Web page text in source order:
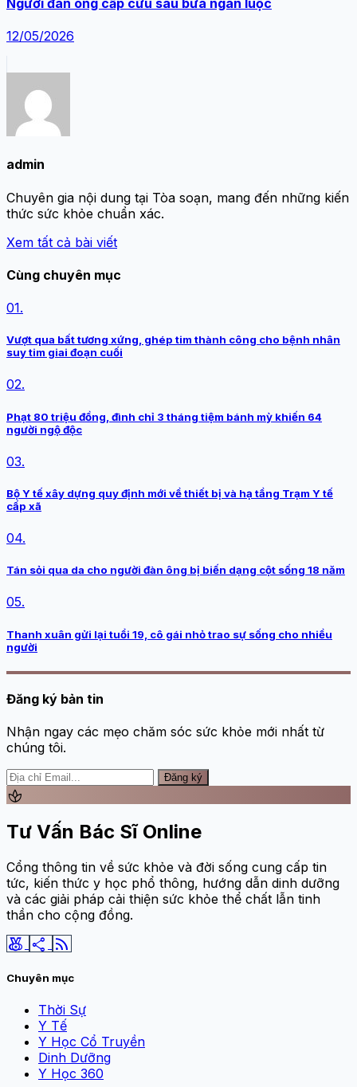
12/05/2026
admin
Chuyên gia nội dung tại Tòa soạn, mang đến những kiến
thức sức khỏe chuẩn xác.
Xem tất cả bài viết
Cùng chuyên mục
01.
Vượt qua bất tương xứng, ghép tim thành công cho bệnh nhân
suy tim giai đoạn cuối
02.
Phạt 80 triệu đồng, đình chỉ 3 tháng tiệm bánh mỳ khiến 64
người ngộ độc
03.
Bộ Y tế xây dựng quy định mới về thiết bị và hạ tầng Trạm Y tế
cấp xã
04.
Tán sỏi qua da cho người đàn ông bị biến dạng cột sống 18 năm
05.
Thanh xuân gửi lại tuổi 19, cô gái nhỏ trao sự sống cho nhiều
người
Đăng ký bản tin
Nhận ngay các mẹo chăm sóc sức khỏe mới nhất từ
chúng tôi.
Đăng ký
spa
Tư Vấn Bác Sĩ Online
Cổng thông tin về sức khỏe và đời sống cung cấp tin
tức, kiến thức y học phổ thông, hướng dẫn dinh dưỡng
và các giải pháp cải thiện sức khỏe thể chất lẫn tinh
thần cho cộng đồng.
social_leaderboard share rss_feed
Chuyên mục
Thời Sự
Y Tế
Y Học Cổ Truyền
Dinh Dưỡng
Y Học 360